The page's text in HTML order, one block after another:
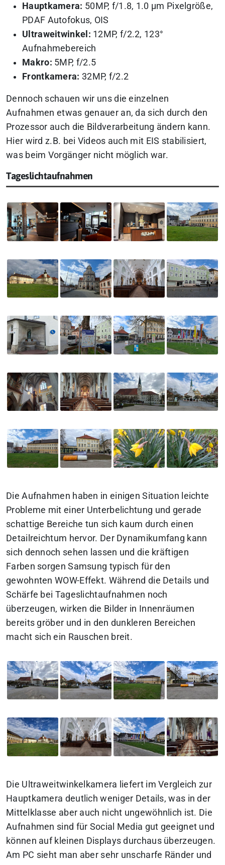
Hauptkamera: 50MP, f/1.8, 1.0 μm Pixelgröße,
PDAF Autofokus, OIS
Ultraweitwinkel: 12MP, f/2.2, 123°
Aufnahmebereich
Makro: 5MP, f/2.5
Frontkamera: 32MP, f/2.2
Dennoch schauen wir uns die einzelnen
Aufnahmen etwas genauer an, da sich durch den
Prozessor auch die Bildverarbeitung ändern kann.
Hier wird z.B. bei Videos auch mit EIS stabilisiert,
was beim Vorgänger nicht möglich war.
Tageslichtaufnahmen
Die Aufnahmen haben in einigen Situation leichte
Probleme mit einer Unterbelichtung und gerade
schattige Bereiche tun sich kaum durch einen
Detailreichtum hervor. Der Dynamikumfang kann
sich dennoch sehen lassen und die kräftigen
Farben sorgen Samsung typisch für den
gewohnten WOW-Effekt. Während die Details und
Schärfe bei Tageslichtaufnahmen noch
überzeugen, wirken die Bilder in Innenräumen
bereits gröber und in den dunkleren Bereichen
macht sich ein Rauschen breit.
Die Ultraweitwinkelkamera liefert im Vergleich zur
Hauptkamera deutlich weniger Details, was in der
Mittelklasse aber auch nicht ungewöhnlich ist. Die
Aufnahmen sind für Social Media gut geeignet und
können auf kleinen Displays durchaus überzeugen.
Am PC sieht man aber sehr unscharfe Ränder und